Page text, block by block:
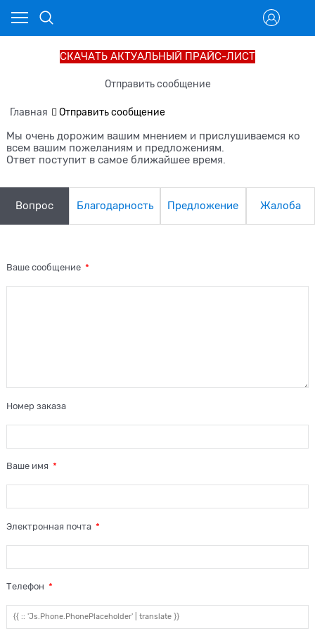
СКАЧАТЬ АКТУАЛЬНЫЙ ПРАЙС-ЛИСТ
Отправить сообщение
Главная Отправить сообщение
Мы очень дорожим вашим мнением и прислушиваемся ко
всем вашим пожеланиям и предложениям.
Ответ поступит в самое ближайшее время.
Вопрос Благодарность Предложение Жалоба
Ваше сообщение
Номер заказа
Ваше имя
Электронная почта
Телефон